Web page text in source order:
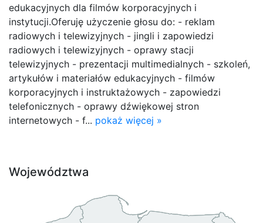
edukacyjnych dla filmów korporacyjnych i
instytucji.Oferuję użyczenie głosu do: - reklam
radiowych i telewizyjnych - jingli i zapowiedzi
radiowych i telewizyjnych - oprawy stacji
telewizyjnych - prezentacji multimedialnych - szkoleń,
artykułów i materiałów edukacyjnych - filmów
korporacyjnych i instruktażowych - zapowiedzi
telefonicznych - oprawy dźwiękowej stron
internetowych - f... pokaż więcej »
Województwa